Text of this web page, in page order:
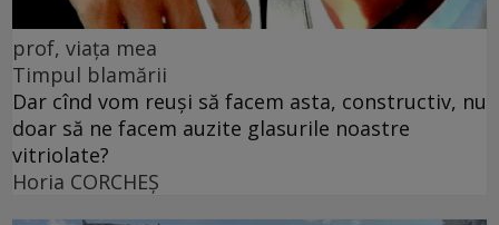
prof, viața mea
Timpul blamării
Dar cînd vom reuși să facem asta, constructiv, nu
doar să ne facem auzite glasurile noastre
vitriolate?
Horia CORCHEŞ